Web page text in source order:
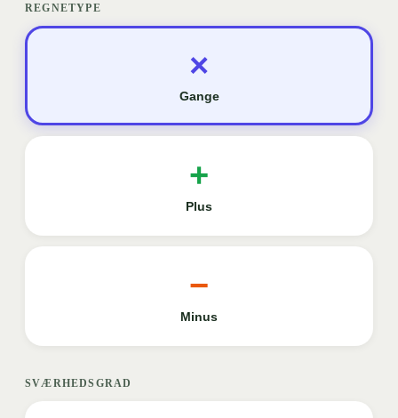
REGNETYPE
×
Gange
+
Plus
−
Minus
SVÆRHEDSGRAD